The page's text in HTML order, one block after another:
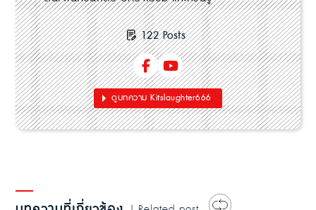
122 Posts
ดูบทความ Kitslaughter666